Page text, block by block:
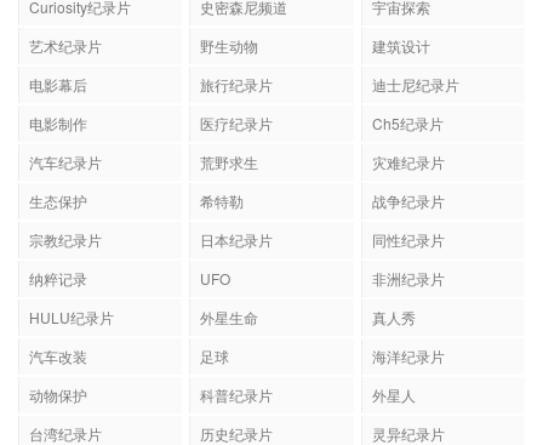
Curiosity纪录片 史密森尼频道
宇宙探索
艺术纪录片
野生动物
建筑设计
电影幕后
旅行纪录片
迪士尼纪录片
电影制作
医疗纪录片
Ch5纪录片
汽车纪录片
荒野求生
灾难纪录片
生态保护
希特勒
战争纪录片
宗教纪录片
日本纪录片
同性纪录片
纳粹记录
UFO
非洲纪录片
HULU纪录片
外星生命
真人秀
汽车改装
足球
海洋纪录片
动物保护
科普纪录片
外星人
台湾纪录片
历史纪录片
灵异纪录片